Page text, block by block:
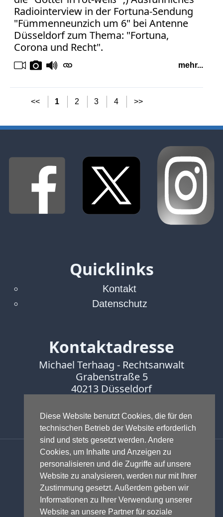
Diese Website benutzt Cookies, die für den
technischen Betrieb der Website erforderlich
sind und stets gesetzt werden. Andere
Cookies, um Inhalte und Anzeigen zu
personalisieren und die Zugriffe auf unsere
Website zu analysieren, werden nur mit Ihrer
Zustimmung gesetzt. Außerdem geben wir
Informationen zu Ihrer Verwendung unserer
Website an unsere Partner für soziale
Radiointerview in der Fortuna-Sendung
"Fümmenneunzich um 6" bei Antenne
Düsseldorf zum Thema: "Fortuna,
Corona und Recht".
mehr...
<< 1 2 3 4 >>
Quicklinks
Kontakt
Datenschutz
Kontaktadresse
Michael Terhaag - Rechtsanwalt
Grabenstraße 5
40213 Düsseldorf
Fax:0211-16888601
Anwalt - Rechtsanwalt - Fachanwalt
für Gewerblichen Rechtsschutz -
Fachanwalt für IT-Recht -
Markenrecht,Wettbewerbsrecht,
Urheberrecht,IT-Recht und
Onlinerecht,E-Commerce,